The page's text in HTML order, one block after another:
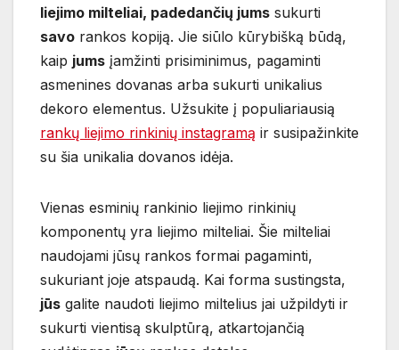
liejimo milteliai, padedančių jums sukurti
savo rankos kopiją. Jie siūlo kūrybišką būdą,
kaip jums įamžinti prisiminimus, pagaminti
asmenines dovanas arba sukurti unikalius
dekoro elementus. Užsukite į populiariausią
rankų liejimo rinkinių instagramą ir susipažinkite
su šia unikalia dovanos idėja.
Vienas esminių rankinio liejimo rinkinių
komponentų yra liejimo milteliai. Šie milteliai
naudojami jūsų rankos formai pagaminti,
sukuriant joje atspaudą. Kai forma sustingsta,
jūs galite naudoti liejimo miltelius jai užpildyti ir
sukurti vientisą skulptūrą, atkartojančią